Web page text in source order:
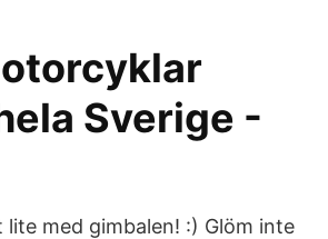
Sverige -
lite med gimbalen! :) Glöm inte